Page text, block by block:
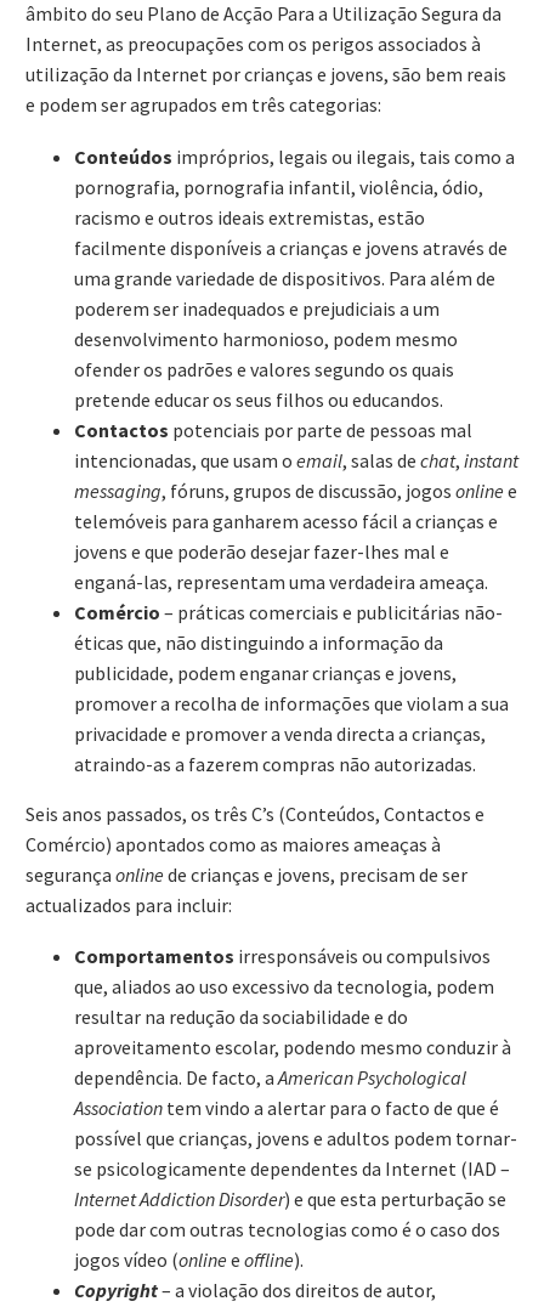
âmbito do seu Plano de Acção Para a Utilização Segura da
Internet, as preocupações com os perigos associados à
utilização da Internet por crianças e jovens, são bem reais
e podem ser agrupados em três categorias:
Conteúdos impróprios, legais ou ilegais, tais como a
pornografia, pornografia infantil, violência, ódio,
racismo e outros ideais extremistas, estão
facilmente disponíveis a crianças e jovens através de
uma grande variedade de dispositivos. Para além de
poderem ser inadequados e prejudiciais a um
desenvolvimento harmonioso, podem mesmo
ofender os padrões e valores segundo os quais
pretende educar os seus filhos ou educandos.
Contactos potenciais por parte de pessoas mal
intencionadas, que usam o email, salas de chat, instant
messaging, fóruns, grupos de discussão, jogos online e
telemóveis para ganharem acesso fácil a crianças e
jovens e que poderão desejar fazer-lhes mal e
enganá-las, representam uma verdadeira ameaça.
Comércio – práticas comerciais e publicitárias não-
éticas que, não distinguindo a informação da
publicidade, podem enganar crianças e jovens,
promover a recolha de informações que violam a sua
privacidade e promover a venda directa a crianças,
atraindo-as a fazerem compras não autorizadas.
Seis anos passados, os três C’s (Conteúdos, Contactos e
Comércio) apontados como as maiores ameaças à
segurança online de crianças e jovens, precisam de ser
actualizados para incluir:
Comportamentos irresponsáveis ou compulsivos
que, aliados ao uso excessivo da tecnologia, podem
resultar na redução da sociabilidade e do
aproveitamento escolar, podendo mesmo conduzir à
dependência. De facto, aAmerican Psychological
Association tem vindo a alertar para o facto de que é
possível que crianças, jovens e adultos podem tornar-
se psicologicamente dependentes da Internet (IAD –
Internet Addiction Disorder) e que esta perturbação se
pode dar com outras tecnologias como é o caso dos
jogos vídeo (online e offline).
Copyright– a violação dos direitos de autor,